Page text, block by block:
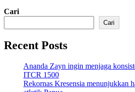
Cari
Cari
Recent Posts
Ananda Zayn ingin menjaga
ITCR 1500
Rekornas Kresensia menunjukkan